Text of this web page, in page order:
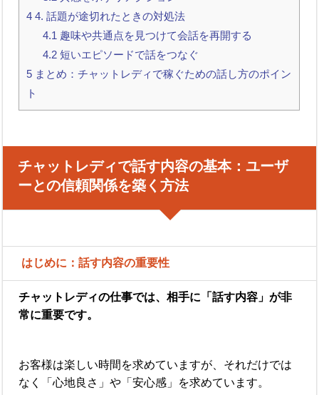
4 4. 話題が途切れたときの対処法
4.1 趣味や共通点を見つけて会話を再開する
4.2 短いエピソードで話をつなぐ
5 まとめ：チャットレディで稼ぐための話し方のポイン
ト
チャットレディで話す内容の基本：ユーザ
ーとの信頼関係を築く方法
はじめに：話す内容の重要性
チャットレディの仕事では、相手に「話す内容」が非
常に重要です。
お客様は楽しい時間を求めていますが、それだけでは
なく「心地良さ」や「安心感」を求めています。